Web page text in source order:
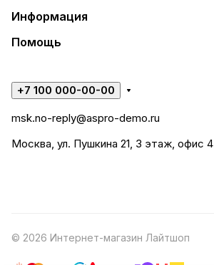
Информация
Помощь
+7 100 000-00-00
msk.no-reply@aspro-demo.ru
Москва, ул. Пушкина 21, 3 этаж, офис 4
© 2026 Интернет-магазин Лайтшоп